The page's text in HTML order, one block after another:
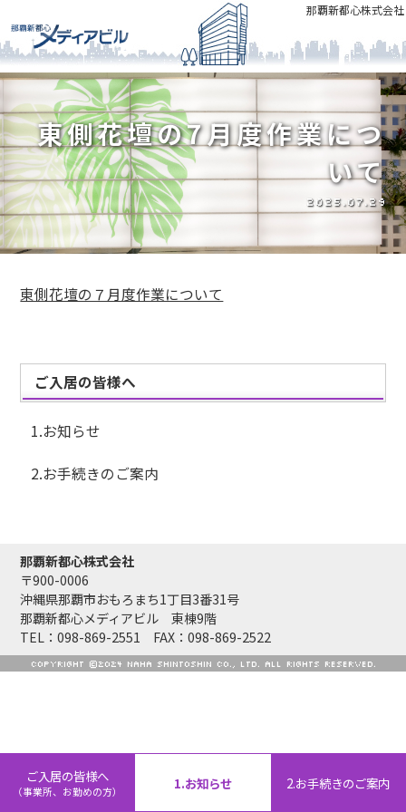
那覇新都心株式会社
ご入居の皆様へ
（事業所、お勤めの方） 1.お知らせ 2.お手続きのご案内
東側花壇の7月度作業につ
いて
2025.07.29
東側花壇の７月度作業について
ご入居の皆様へ
1.お知らせ
2.お手続きのご案内
那覇新都心株式会社
〒900-0006
沖縄県那覇市おもろまち1丁目3番31号
那覇新都心メディアビル 東棟9階
TEL：098-869-2551 FAX：098-869-2522
COPYRIGHT ©2024 NAHA SHINTOSHIN CO., LTD. ALL RIGHTS RESERVED.